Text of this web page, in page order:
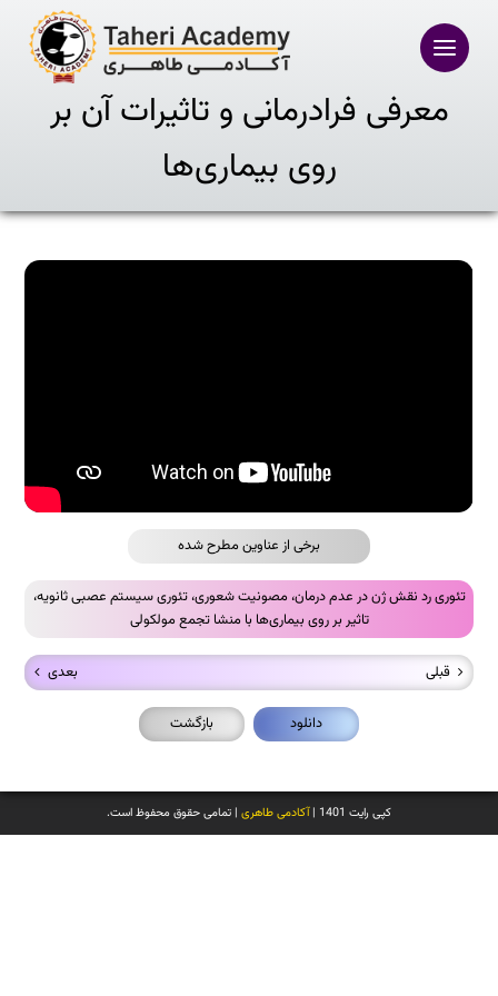
content
معرفی فرادرمانی و تاثیرات آن بر
روی بیماری‌ها
برخی از عناوین مطرح شده
تئوری رد نقش ژن در عدم درمان، مصونیت شعوری، تئوری سیستم عصبی ثانویه،
تاثیر بر روی بیماری‌ها با منشا تجمع مولکولی
قبلی بعدی
دانلود بازگشت
کپی رایت 1401 | آکادمی طاهری | تمامی حقوق محفوظ است.